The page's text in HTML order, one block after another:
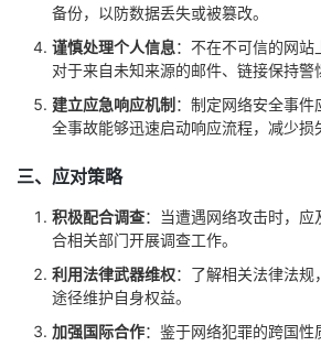
我
的
课
程
我
的
认
我
的
我
我
的
技
术
支
我
的
云
声
备份，以防数据丢失或被篡改。
谨慎处理个人信息：不在不可信的网站
对于来自未知来源的邮件、链接保持警
建立应急响应机制 ：制定网络安全事
全事故能够迅速启动响应流程，减少损
三、应对策略
积极配合调查：当遭遇网络攻击时，
合相关部门开展调查工作。
利用法律武器维权：了解相关法律法
途径维护自身权益。
加强国际合作：鉴于网络犯罪的跨国